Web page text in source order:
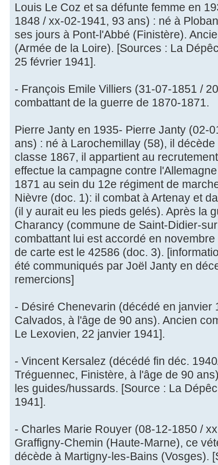
Louis Le Coz et sa défunte femme en
1848 / xx-02-1941, 93 ans) : né à
ses jours à Pont-l'Abbé (Finistère).
(Armée de la Loire). [Sources : La
25 février 1941].
- François Emile Villiers (31-07-1851 /
combattant de la guerre de 1870-1871.
Pierre Janty en 1935- Pierre Janty (02-
ans) : né à Larochemillay (58), il
classe 1867, il appartient au
effectue la campagne contre
1871 au sein du 12e régiment de
Nièvre (doc. 1): il combat à Artenay et
(il y aurait eu les pieds gelés). Après la
Charancy (commune de Saint-Didier-
combattant lui est accordé en
de carte est le 42586 (doc. 3).
été communiqués par Joël Janty en
remercions]
- Désiré Chenevarin (décédé en janvier
Calvados, à l'âge de 90 ans). Ancien
Le Lexovien, 22 janvier 1941].
- Vincent Kersalez (décédé fin déc.
Tréguennec, Finistère, à l'âge de 90
les guides/hussards. [Source : La
1941].
- Charles Marie Rouyer (08-12-1850 /
Graffigny-Chemin (Haute-Marne), ce
décède à Martigny-les-Bains (Vosges).